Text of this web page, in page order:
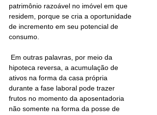
patrimônio razoável no imóvel em que
residem, porque se cria a oportunidade
de incremento em seu potencial de
consumo.
hipoteca reversa, a acumulação de
ativos na forma da casa própria
durante a fase laboral pode trazer
frutos no momento da aposentadoria
não somente na forma da posse de